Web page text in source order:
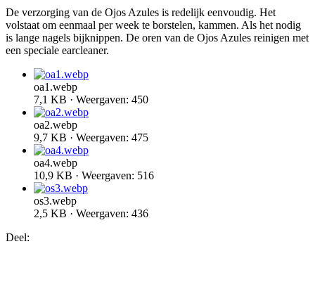
De verzorging van de Ojos Azules is redelijk eenvoudig. Het
volstaat om eenmaal per week te borstelen, kammen. Als het nodig
is lange nagels bijknippen. De oren van de Ojos Azules reinigen met
een speciale earcleaner.
oa1.webp
7,1 KB · Weergaven: 450
oa2.webp
9,7 KB · Weergaven: 475
oa4.webp
10,9 KB · Weergaven: 516
os3.webp
2,5 KB · Weergaven: 436
Deel: